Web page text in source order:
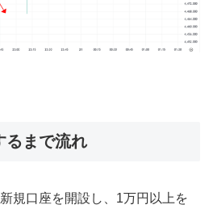
るまで流れ
口座を開設し、1万円以上を